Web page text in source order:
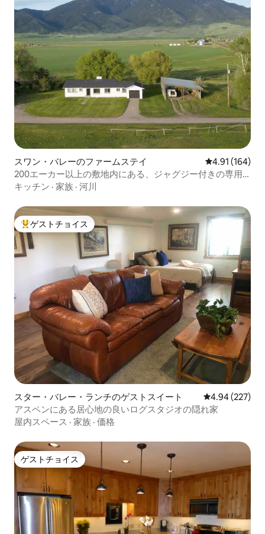
スワン・バレーのファームステイ レビュー164
4.91 (164)
200エーカー以上の敷地内にある、ジャグジー付きの専用
農家
キッチン · 家族 · 河川
大好評のゲストチョイスです。
ゲストチョイス
スター・バレー・ランチのゲストスイート レビュー227
4.94 (227)
アスペンにある居心地の良いログスタジオの隠れ家
屋内スペース · 家族 · 価格
ゲストチョイス
ゲストチョイス